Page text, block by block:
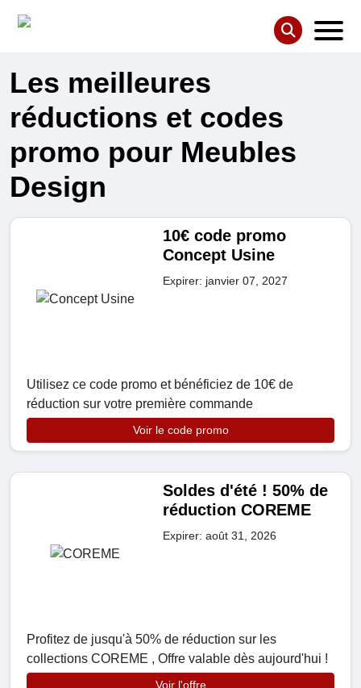
Les meilleures
réductions et codes
promo pour Meubles
Design
10€ code promo
Concept Usine
Expirer: janvier 07, 2027
Utilisez ce code promo et bénéficiez de 10€ de
réduction sur votre première commande
Voir le code promo
Soldes d'été ! 50% de
réduction COREME
Expirer: août 31, 2026
Profitez de jusqu'à 50% de réduction sur les
collections COREME , Offre valable dès aujourd'hui !
Voir l'offre